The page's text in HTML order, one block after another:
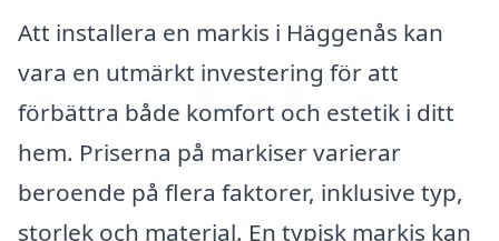
Att installera en markis i Häggenås kan
vara en utmärkt investering för att
förbättra både komfort och estetik i ditt
hem. Priserna på markiser varierar
beroende på flera faktorer, inklusive typ,
storlek och material. En typisk markis kan